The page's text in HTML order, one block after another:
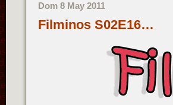
Dom 8 May 2011
Filminos S02E16…